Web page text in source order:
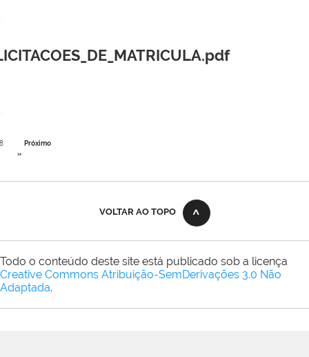
Próximo
»
VOLTAR AO TOPO
Todo o conteúdo deste site está publicado sob a licença
Creative Commons Atribuição-SemDerivações 3.0 Não
Adaptada.